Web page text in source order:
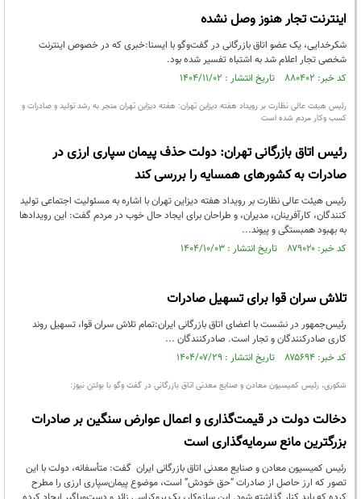
اینترنت تجار هنوز وصل نشده
شکرخدایی، یک عضو اتاق بازرگانی در گفت‌وگو با ایسنا:خبری که در خصوص اینترنت
شخصی تجار اعلام شد به اشتباه تفسیر شده بود.
کد خبر: ۸۸۰۴۰۲ تاریخ انتشار : ۱۴۰۴/۱۱/۰۲
رئیس هیئت عالی نظارت بر رویداد هفته دیزاین تهران: هفته دیزاین تهران منجر به رشد تولید و صادرات و
کسب وکار مردم شده است
رئیس اتاق بازرگانی تهران: دولت حذف پیمان سپاری ارزی در
صادرات به کشورهای همسایه را بررسی کند
رئیس هیئت عالی نظارت بر رویداد هفته دیزاین تهران با اشاره به مسئولیت اجتماعی تولید
کنندگان، کارآفرینان، مدیران، و طراحان برای ایجاد حال خوب در مردم گفت: این رویدادها
به بهبود همبستگی و پیوند...
کد خبر: ۸۷۹۰۲۰ تاریخ انتشار : ۱۴۰۴/۱۰/۰۳
تلاش سران قوا برای تسهیل صادرات
رئیس‌جمهور در نشست با اعضای اتاق بازرگانی ایران:تمام تلاش سران قوا، تسهیل روند
کاری صادرکنندگان و تجار است. صادرکنندگان ...
کد خبر: ۸۷۵۶۹۴ تاریخ انتشار : ۱۴۰۴/۰۷/۲۹
شکوری، رئیس کمیسیون معادن و صنایع معدنی اتاق بازرگانی در گفت وگو با بولتن نیوز:
دخالت دولت در قیمت‌گذاری و اعمال عوارض سنگین بر صادرات
بزرگترین مانع سرمایه‌گذاری است
رئیس کمیسیون معادن و صنایع معدنی اتاق بازرگانی ایران گفت: متأسفانه، دولت با این
تصور که ارز حاصل از صادرات “حق خودش” است، موضوع پیمان‌سپاری ارزی را مطرح